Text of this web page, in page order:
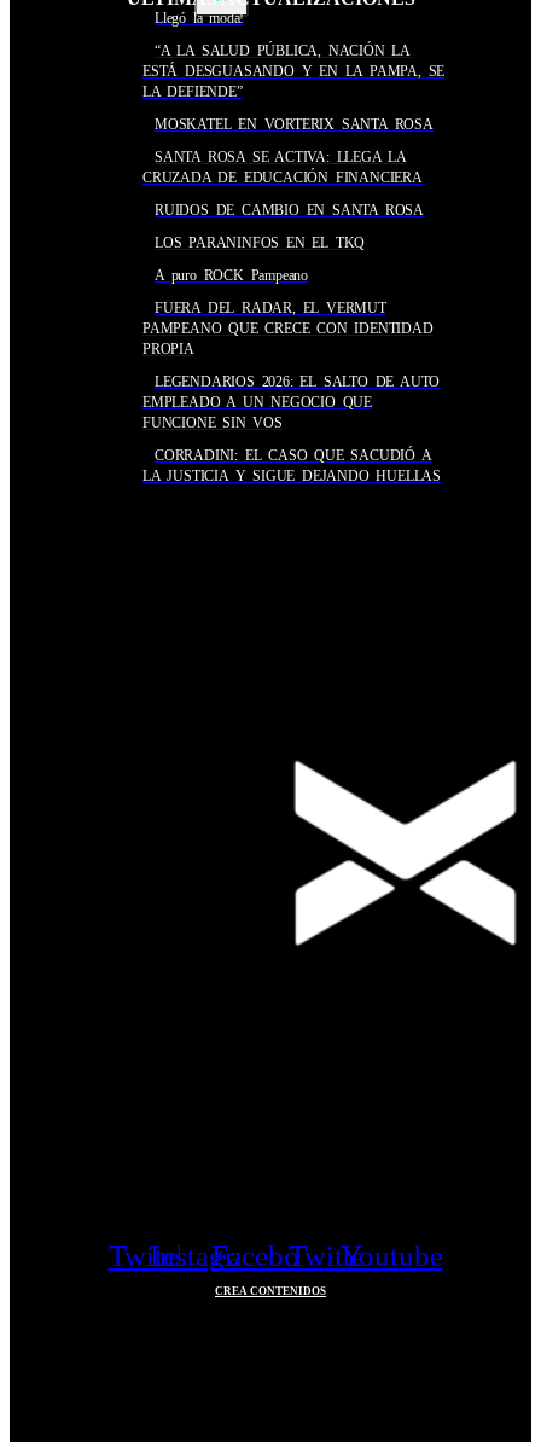
Llegó la moda!
“A LA SALUD PÚBLICA, NACIÓN LA
ESTÁ DESGUASANDO Y EN LA PAMPA, SE
LA DEFIENDE”
MOSKATEL EN VORTERIX SANTA ROSA
SANTA ROSA SE ACTIVA: LLEGA LA
CRUZADA DE EDUCACIÓN FINANCIERA
RUIDOS DE CAMBIO EN SANTA ROSA
LOS PARANINFOS EN EL TKQ
A puro ROCK Pampeano
FUERA DEL RADAR, EL VERMUT
PAMPEANO QUE CRECE CON IDENTIDAD
PROPIA
LEGENDARIOS 2026: EL SALTO DE AUTO
EMPLEADO A UN NEGOCIO QUE
FUNCIONE SIN VOS
CORRADINI: EL CASO QUE SACUDIÓ A
LA JUSTICIA Y SIGUE DEJANDO HUELLAS
TwitchInstagramFacebookTwitterYoutube
CREA CONTENIDOS